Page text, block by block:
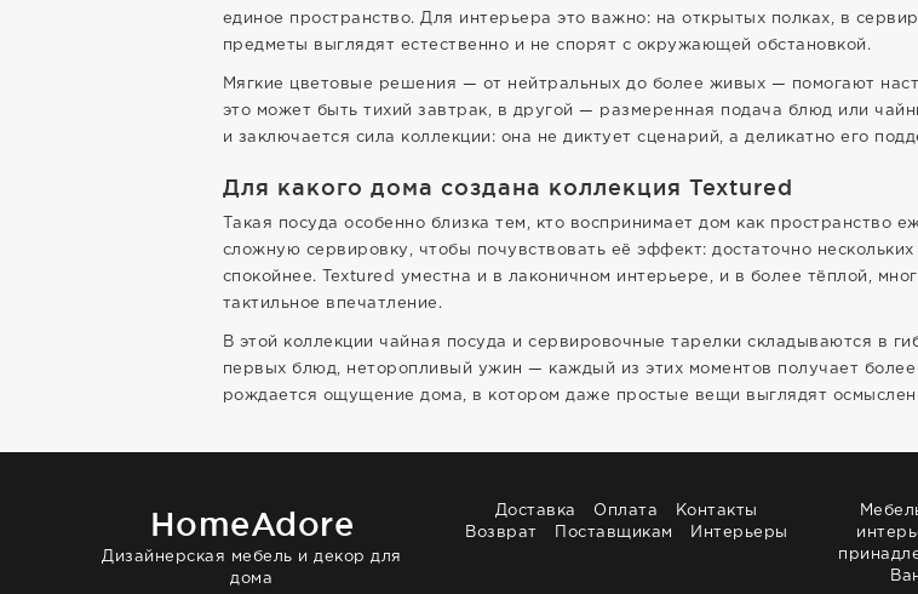
единое пространство. Для интерьера это важно: на открытых полках, в
предметы выглядят естественно и не спорят с окружающей обстановкой.
Мягкие цветовые решения — от нейтральных до более живых — помогают
это может быть тихий завтрак, в другой — размеренная подача блюд или
и заключается сила коллекции: она не диктует сценарий, а деликатно его
Для какого дома создана коллекция Textured
Такая посуда особенно близка тем, кто воспринимает дом как пространство
сложную сервировку, чтобы почувствовать её эффект: достаточно
спокойнее. Textured уместна и в лаконичном интерьере, и в более тёплой,
тактильное впечатление.
В этой коллекции чайная посуда и сервировочные тарелки складываются в
первых блюд, неторопливый ужин — каждый из этих моментов получает
рождается ощущение дома, в котором даже простые вещи выглядят
HomeAdore
Дизайнерская мебель и декор для
дома
Доставка Оплата
Контакты
Возврат
Поставщикам Интерьеры